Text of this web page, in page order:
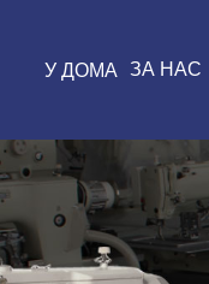
У ДОМА ЗА НАС